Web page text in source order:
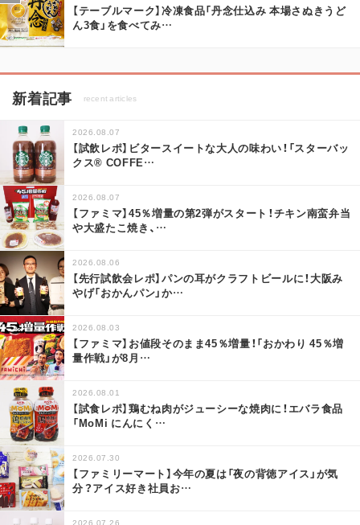
【テーブルマーク】冷凍食品「丹念仕込み 本場さぬきうど
ん3食」を食べてみ…
新着記事 recent articles
2026.08.07
【試飲レポ】ビタースイートな大人の味わい！「スターバッ
クス® COFFE…
2026.08.07
【ファミマ】45％増量の第2弾がスタート！チキン南蛮弁当
や大盛たこ焼き、 …
2026.08.06
【先行試飲会レポ】パンの耳がクラフトビールに！大阪み
やげ「おかんパン」か…
2026.08.03
【ファミマ】お値段そのまま45％増量！「おかわり 45％増
量作戦」が8月 …
2026.08.01
【試食レポ】鶏むね肉がジューシーな焼肉に！エバラ食品
「MoMi にんにく …
2026.07.30
【ファミリーマート】今年の夏は「夜の背徳アイス」が気
分？アイス好き社員お…
2026.07.26